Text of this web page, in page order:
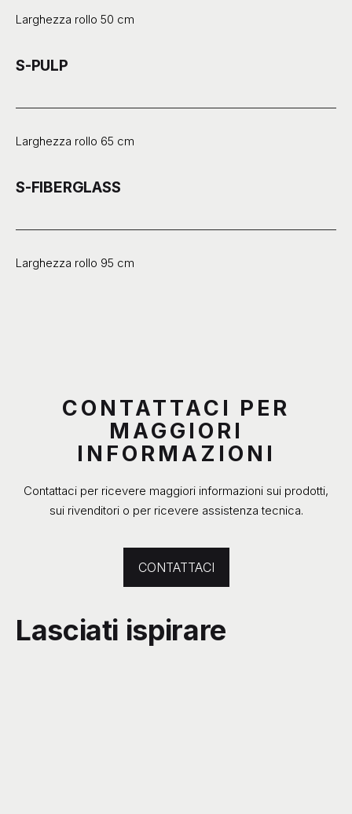
Larghezza rollo 50 cm
S-PULP
Larghezza rollo 65 cm
S-FIBERGLASS
Larghezza rollo 95 cm
CONTATTACI PER
MAGGIORI
INFORMAZIONI
Contattaci per ricevere maggiori informazioni sui prodotti,
sui rivenditori o per ricevere assistenza tecnica.
CONTATTACI
Lasciati ispirare